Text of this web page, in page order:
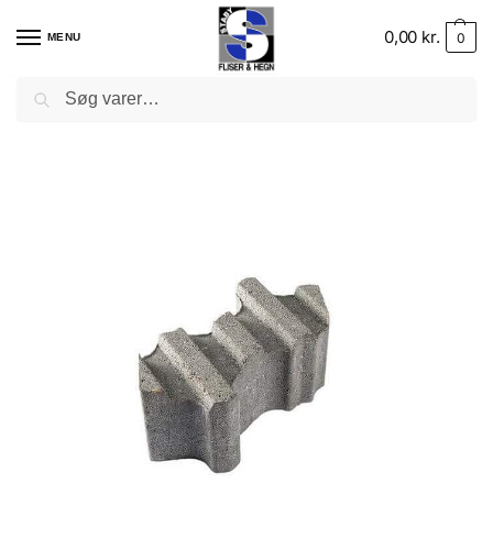
MENU 0,00 kr. 0
Forside –Belægning–Belægningssten